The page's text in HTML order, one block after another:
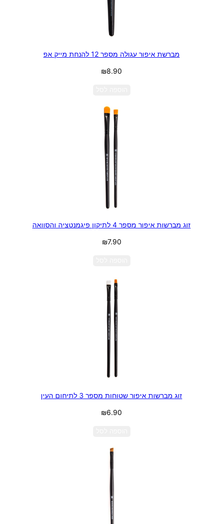
מברשת איפור עגולה מספר 12 להנחת מייק אפ
₪8.90
זוג מברשות איפור מספר 4 לתיקון פיגמנטציה והסוואה
₪7.90
זוג מברשות איפור שטוחות מספר 3 לתיחום העין
₪6.90